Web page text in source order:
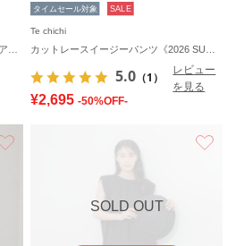
タイムセール対象 SALE
Te chichi
5.0 （1）
レビュー
を見る
¥2,695 -50%OFF-
SOLD OUT